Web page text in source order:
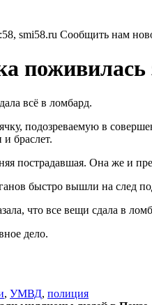
smi58.ru Сообщить нам
всё в ломбард.
подозреваемую в
и браслет.
пострадавшая. Она же и
быстро вышли на след
что все вещи сдала в
дело.
, УМВД, полиция